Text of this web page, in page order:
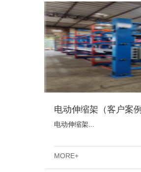
电动伸缩架（客户案例
电动伸缩架...
MORE+